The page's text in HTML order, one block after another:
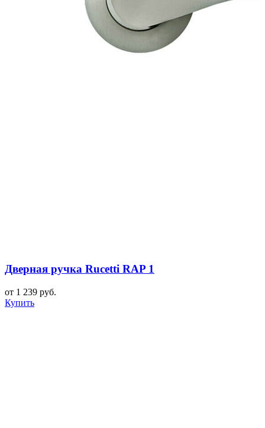
Дверная ручка Rucetti RAP 1
от 1 239 руб.
Купить